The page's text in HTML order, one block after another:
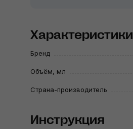
Характеристики
Бренд
Объём, мл
Страна-производитель
Инструкция